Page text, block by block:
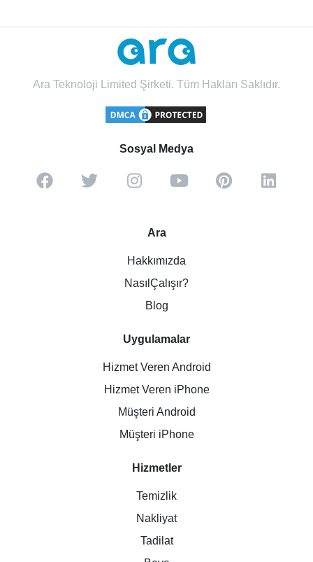
Ara Teknoloji Limited Şirketi. Tüm Hakları Saklıdır.
Sosyal Medya
Ara
Hakkımızda
NasılÇalışır?
Blog
Uygulamalar
Hizmet Veren Android
Hizmet Veren iPhone
Müşteri Android
Müşteri iPhone
Hizmetler
Temizlik
Nakliyat
Tadilat